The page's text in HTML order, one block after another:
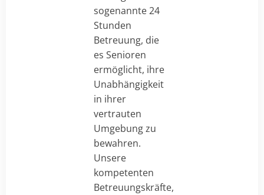
sogenannte 24
Stunden
Betreuung, die
es Senioren
ermöglicht, ihre
Unabhängigkeit
in ihrer
vertrauten
Umgebung zu
bewahren.
Unsere
kompetenten
Betreuungskräfte,